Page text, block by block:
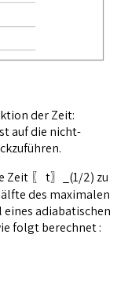
der Zeit:
auf die nicht-
Zeit 〖 t〗_(1/2) zu
des maximalen
adiabatischen
folgt berechnet :